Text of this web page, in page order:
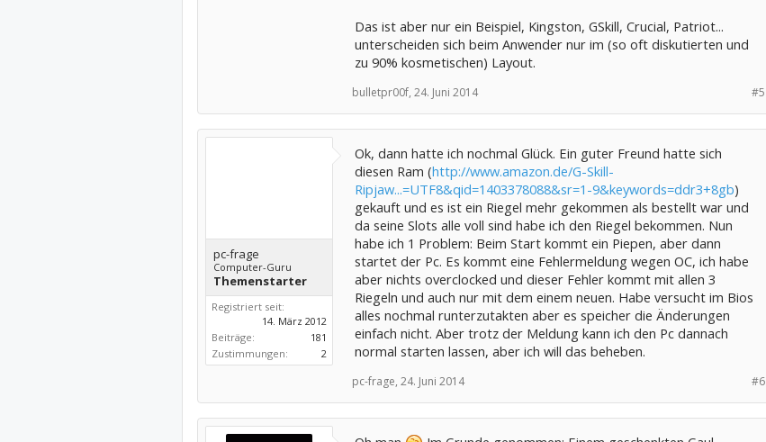
Das ist aber nur ein Beispiel, Kingston, GSkill, Crucial, Patriot...
unterscheiden sich beim Anwender nur im (so oft diskutierten und
zu 90% kosmetischen) Layout.
#5
bulletpr00f, 24. Juni 2014
pc-frage
Computer-Guru
Themenstarter
Registriert seit:
14. März 2012
Beiträge:
181
Zustimmungen:
2
Ok, dann hatte ich nochmal Glück. Ein guter Freund hatte sich
diesen Ram (http://www.amazon.de/G-Skill-
Ripjaw...=UTF8&qid=1403378088&sr=1-9&keywords=ddr3+8gb)
gekauft und es ist ein Riegel mehr gekommen als bestellt war und
da seine Slots alle voll sind habe ich den Riegel bekommen. Nun
habe ich 1 Problem: Beim Start kommt ein Piepen, aber dann
startet der Pc. Es kommt eine Fehlermeldung wegen OC, ich habe
aber nichts overclocked und dieser Fehler kommt mit allen 3
Riegeln und auch nur mit dem einem neuen. Habe versucht im Bios
alles nochmal runterzutakten aber es speicher die Änderungen
einfach nicht. Aber trotz der Meldung kann ich den Pc dannach
normal starten lassen, aber ich will das beheben.
#6
pc-frage, 24. Juni 2014